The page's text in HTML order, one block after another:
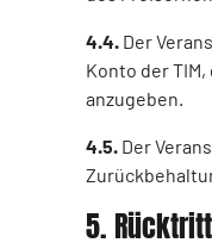
4.4. Der
Konto der
anzugeben.
4.5. Der
5.